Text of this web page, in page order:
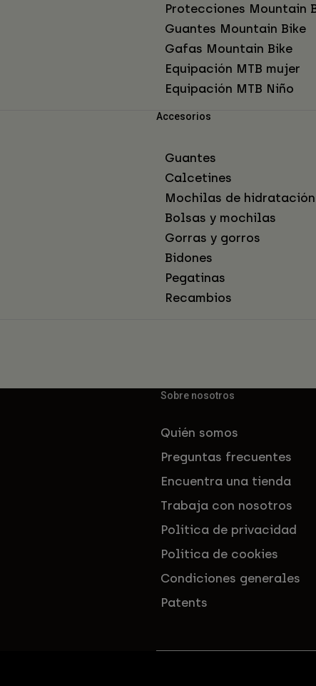
Protecciones Mountain
Guantes Mountain Bike
Gafas Mountain Bike
Equipación MTB mujer
Equipación MTB Niño
Accesorios
Guantes
Calcetines
Mochilas de hidratación
Bolsas y mochilas
Gorras y gorros
Bidones
Pegatinas
Recambios
Sobre nosotros
Quién somos
Preguntas frecuentes
Encuentra una tienda
Trabaja con nosotros
Política de privacidad
Política de cookies
Condiciones generales
Patents